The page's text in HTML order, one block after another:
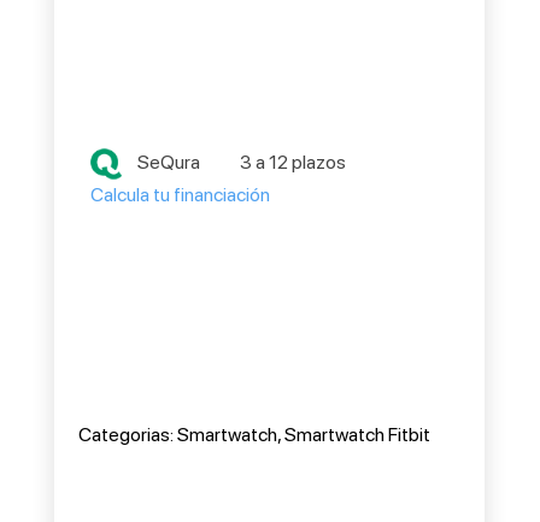
SeQura
3 a 12 plazos
Calcula tu financiación
Categorias: Smartwatch,Smartwatch Fitbit